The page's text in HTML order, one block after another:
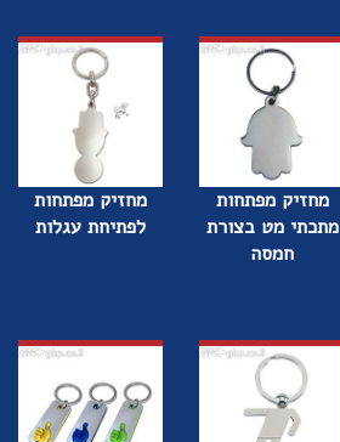
מחזיק מפתחות
מתכתי מט בצורת
חמסה
מחזיק מפתחות
לפתיחת עגלות